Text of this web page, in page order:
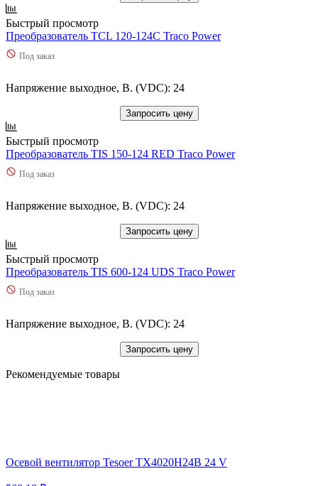
Быстрый просмотр
Преобразователь TCL 120-124C Traco Power
Под заказ
Напряжение выходное, В. (VDC): 24
Запросить цену
Быстрый просмотр
Преобразователь TIS 150-124 RED Traco Power
Под заказ
Напряжение выходное, В. (VDC): 24
Запросить цену
Быстрый просмотр
Преобразователь TIS 600-124 UDS Traco Power
Под заказ
Напряжение выходное, В. (VDC): 24
Запросить цену
Рекомендуемые товары
Осевой вентилятор Tesoer TX4020H24B 24 V